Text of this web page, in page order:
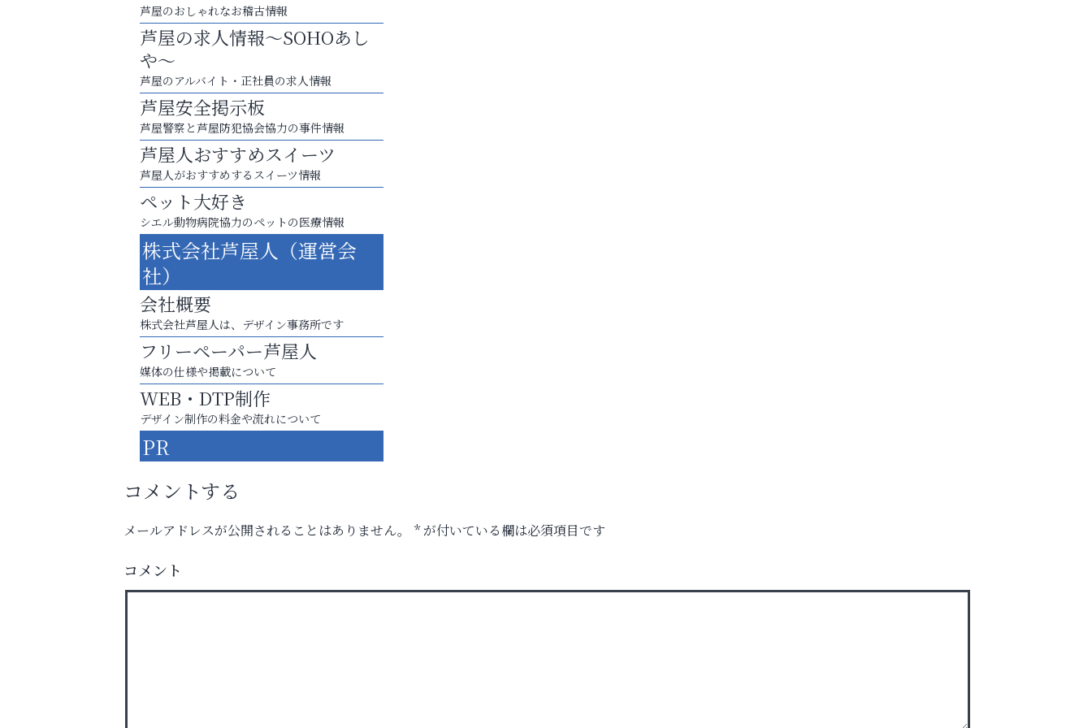
お一人おひとりに合う治療をご提案
口元から始まる、自分らしい毎日を
そうさくてっぱん樹々
神戸牛ステーキに舌鼓♪
トレファク出張買取
芦屋のおしゃれなお稽古情報
芦屋の求人情報～SOHOあし
や～
芦屋のアルバイト・正社員の求人情報
芦屋安全掲示板
芦屋警察と芦屋防犯協会協力の事件情報
芦屋人おすすめスイーツ
芦屋人がおすすめするスイーツ情報
ペット大好き
シエル動物病院協力のペットの医療情報
株式会社芦屋人（運営会
社）
会社概要
株式会社芦屋人は、デザイン事務所です
フリーペーパー芦屋人
媒体の仕様や掲載について
WEB・DTP制作
デザイン制作の料金や流れについて
PR
コメントする
メールアドレスが公開されることはありません。 *が付いている欄は必須項目です
コメント